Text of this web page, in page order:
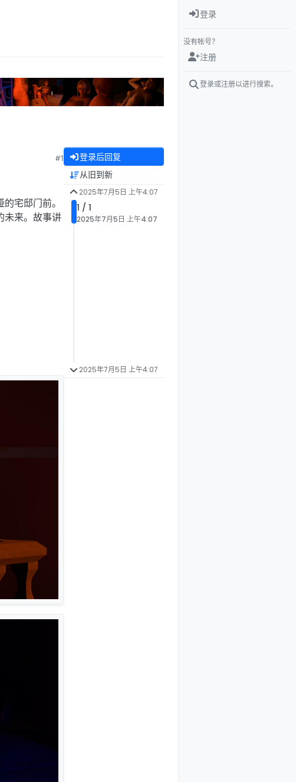
#1
宅邸门前。
未来。故事讲
登录后回复
从旧到新
2025年7月5日 上午4:07
1 / 1
2025年7月5日 上午4:07
2025年7月5日 上午4:07
登录
没有帐号？
注册
登录或注册以进行搜索。